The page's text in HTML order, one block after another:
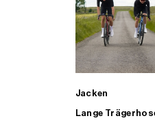
Jacken
Lange
ALLE